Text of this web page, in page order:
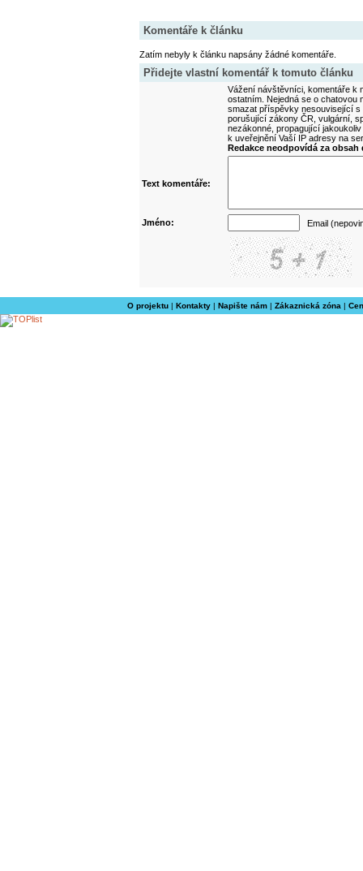
Komentáře k článku
Zatím nebyly k článku napsány žádné komentáře.
Přidejte vlastní komentář k tomuto článku
Vážení návštěvníci, komentáře k
ostatním. Nejedná se o
smazat příspěvky nesouvisející
porušující zákony ČR, vulgární,
nezákonné, propagující
k uveřejnění Vaší IP adresy na
Redakce neodpovídá za
Text komentáře:
Jméno: Email
O projektu| Kontakty| Napište nám| Zákaznická zóna |